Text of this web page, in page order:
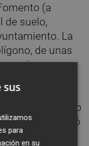
(a
de suelo,
La
de unas
servir para
contenedores.
funcionamiento
día se defendió
crecimiento
sus
para
en su